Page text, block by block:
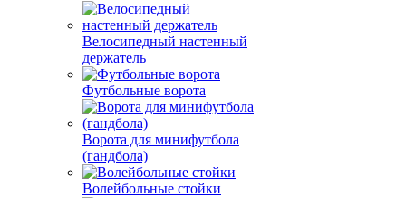
Велосипедный настенный
держатель
Футбольные ворота
Ворота для минифутбола
(гандбола)
Волейбольные стойки